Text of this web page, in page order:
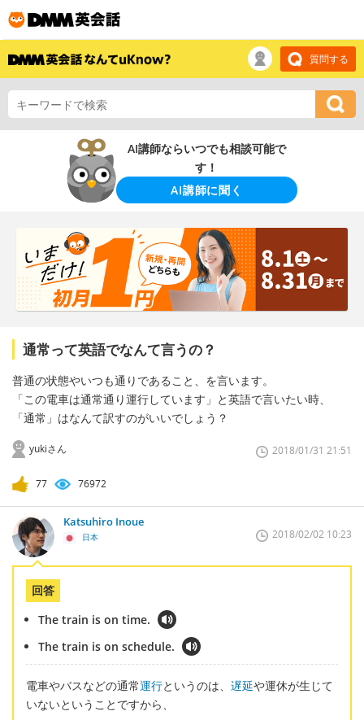
質問する
AI講師ならいつでも相談可能で
す！
AI講師に聞く
通常って英語でなんて言うの？
普通の状態やいつも通りであること、を言います。
「この電車は通常通り運行しています」と英語で言いたい時、
「通常」はなんて訳すのがいいでしょう？
yukiさん 2018/01/31 21:51
77 76972
Katsuhiro Inoue
日本 2018/02/02 10:23
回答
The train is on time.
The train is on schedule.
電車やバスなどの通常運行というのは、 遅延や運休が生じて
いないということですから、